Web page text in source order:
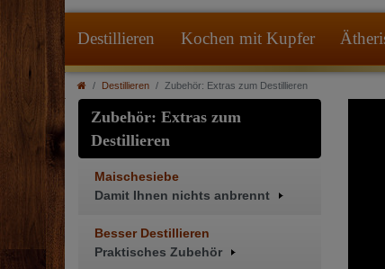
Destillieren Kochen mit Kupfer
Destillieren Zubehör: Extras zum Destillieren
Zubehör: Extras zum
Destillieren
Maischesiebe
Damit Ihnen nichts anbrennt
Besser Destillieren
Praktisches Zubehör